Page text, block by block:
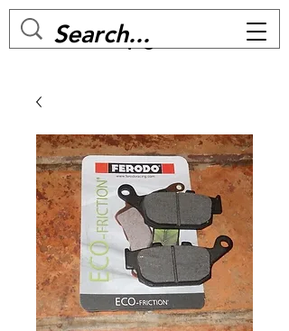
MC BIKE Perpignan